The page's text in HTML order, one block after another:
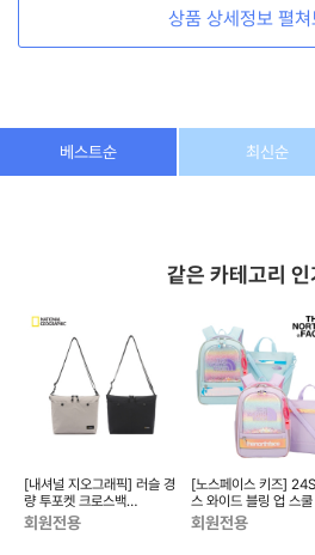
상품 상세정보 펼쳐
상호/대표자 (주) 동이커머스
소재지 경기도 고양시 덕양구 꽃
베스트순 최신순
같은 카테고리 인
[내셔널 지오그래픽] 러슬 경
량 투포켓 크로스백
N256ACR010
회원전용
[노스페이스 키즈]
스 와이드 블링 업 스
NM2DQ03_KIDS
회원전용